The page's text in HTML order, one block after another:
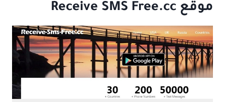
موقع Receive SMS Free.cc